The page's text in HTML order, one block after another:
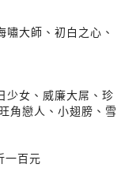
大師、初白之心、
少女、威廉大屌、珍
角戀人、小翅膀、雪
一百元